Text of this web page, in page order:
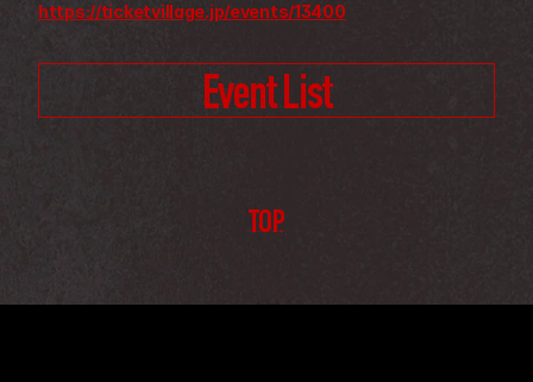
https://ticketvillage.jp/events/13400
Event List
TOP